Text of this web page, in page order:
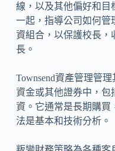
線，以及其他偏好和目
一起，指導公司如何管
資組合，以保護校長，
長。
Townsend資產管理管
資金或其他證券中，包
資。它通常是長期購買
法是基本和技術分析。